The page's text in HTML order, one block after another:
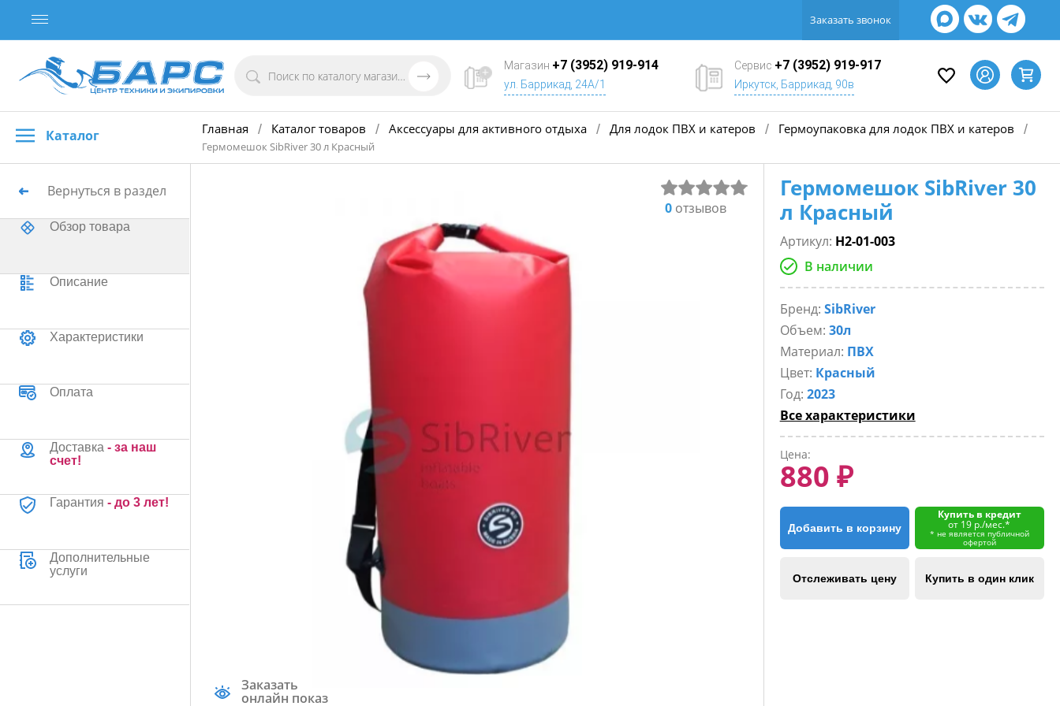
Заказать звонок
Магазин +7 (3952) 919-914
ул. Баррикад, 24А/1
Сервис +7 (3952) 919-917
Иркутск, Баррикад, 90в
Каталог Главная / Каталог товаров / Аксессуары для активного отдыха / Для лодок ПВХ и катеров / Гермоупаковка для лодок ПВХ и катеров /
Гермомешок SibRiver 30 л Красный
Вернуться в раздел
Обзор товара
Описание
Характеристики
Оплата
Доставка - за наш
счет!
Гарантия - до 3 лет!
Дополнительные
услуги
0отзывов
Заказать
онлайн показ
Гермомешок SibRiver 30
л Красный
Артикул: Н2-01-003
В наличии
Бренд: SibRiver
Объем: 30л
Материал: ПВХ
Цвет: Красный
Год: 2023
Все характеристики
Цена:
880 ₽
Добавить в корзину
Купить в кредит
от 19 р./мес.*
* не является публичной
офертой
Отслеживать цену Купить в один клик